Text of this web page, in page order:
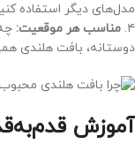
مدل‌های دیگر استفاده
۴. مناسب هر موقعیت:
دوستانه، بافت هلندی
آموزش